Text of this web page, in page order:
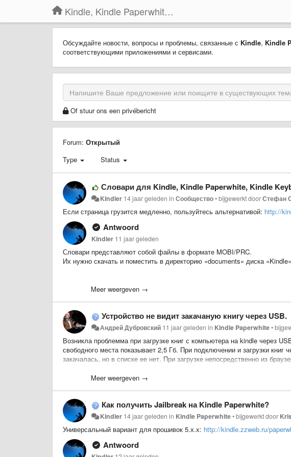
Kindle, Kindle Paperwhite, Kindle Voyage
Обсуждайте новости, вопросы и проблемы, связанные с Kindle, Kindle
соответствующими приложениями и сервисами.
Of stuur ons een privébericht
Forum: Открытый
Type
Status
Словари для Kindle, Kindle Paperwhite, Kindle
Kindler 14 jaar geleden inСообщество•bijgewerkt doorСтефан
Если страница грузится медленно, пользуйтесь альтернативой: http://
Antwoord
Kindler 11 jaar geleden
Словари представляют собой файлы в формате MOBI/PRC.
Их нужно скачать и поместить в директорию «documents» диска
Русско-английский словарь Смирницкого
Толковый словарь Ожегова-Шведовой
Толковый словарь Даля
Толковый словарь Ушакова
Медицинская энциклопедия
Большой словарь иностранных слов издательства ИДДК
Longman Dictionary of Contemporary English 5th Edition
Webster's Third New International Dictionary, Unabridged
Новый большой итальянско-русский словарь
Универсальный русско-испанский словарь
Универсальный испано-русский словарь
Meer weergeven →
Устройство не видит закачаную книгу через USB.
Андрей Дубровский 11 jaar geleden in Kindle Paperwhite•
Возникла проблемма при загрузке книг с компьютера на kindle через
свободного места показывает 2,5 Гб. При подключении и загрузки книг
закачалась, но в списке ее нет. При загрузке непосредственно из
Meer weergeven →
Как получить Jailbreak на Kindle Paperwhite?
Kindler 14 jaar geleden in Kindle Paperwhite•bijgewerkt door
Универсальный вариант для прошивок 5.х.х: http://kindle.zzweb.ru/
Antwoord